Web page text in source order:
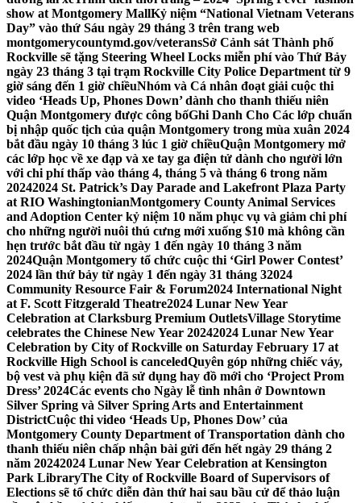
show at Montgomery MallKỷ niệm “National Vietnam Veterans
Day” vào thứ Sáu ngày 29 tháng 3 trên trang web
montgomerycountymd.gov/veteransSở Cảnh sát Thành phố
Rockville sẽ tặng Steering Wheel Locks miễn phí vào Thứ Bảy
ngày 23 tháng 3 tại trạm Rockville City Police Department từ 9
giờ sáng đến 1 giờ chiềuNhóm và Cá nhân đoạt giải cuộc thi
video ‘Heads Up, Phones Down’ dành cho thanh thiếu niên
Quận Montgomery được công bốGhi Danh Cho Các lớp chuẩn
bị nhập quốc tịch của quận Montgomery trong mùa xuân 2024
bắt đầu ngày 10 tháng 3 lúc 1 giờ chiềuQuận Montgomery mở
các lớp học về xe đạp và xe tay ga điện tử dành cho người lớn
với chi phí thấp vào tháng 4, tháng 5 và tháng 6 trong năm
20242024 St. Patrick’s Day Parade and Lakefront Plaza Party
at RIO WashingtonianMontgomery County Animal Services
and Adoption Center kỷ niệm 10 năm phục vụ và giảm chi phí
cho những người nuôi thú cưng mới xuống $10 mà không cần
hẹn trước bắt đầu từ ngày 1 đến ngày 10 tháng 3 năm
2024Quận Montgomery tổ chức cuộc thi ‘Girl Power Contest’
2024 lần thứ bảy từ ngày 1 đến ngày 31 tháng 32024
Community Resource Fair & Forum2024 International Night
at F. Scott Fitzgerald Theatre2024 Lunar New Year
Celebration at Clarksburg Premium OutletsVillage Storytime
celebrates the Chinese New Year 20242024 Lunar New Year
Celebration by City of Rockville on Saturday February 17 at
Rockville High School is canceledQuyên góp những chiếc váy,
bộ vest và phụ kiện đã sử dụng hay đồ mới cho ‘Project Prom
Dress’ 2024Các events cho Ngày lễ tình nhân ở Downtown
Silver Spring và Silver Spring Arts and Entertainment
DistrictCuộc thi video ‘Heads Up, Phones Dow’ của
Montgomery County Department of Transportation dành cho
thanh thiếu niên chấp nhận bài gửi đến hết ngày 29 tháng 2
năm 20242024 Lunar New Year Celebration at Kensington
Park LibraryThe City of Rockville Board of Supervisors of
Elections sẽ tổ chức diễn đàn thứ hai sau bầu cử để thảo luận